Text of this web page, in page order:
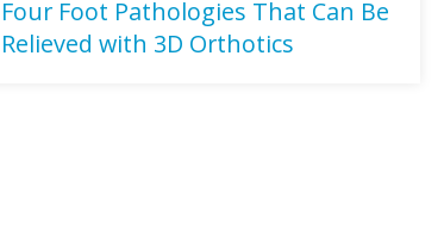
Four Foot Pathologies That Can Be
Relieved with 3D Orthotics